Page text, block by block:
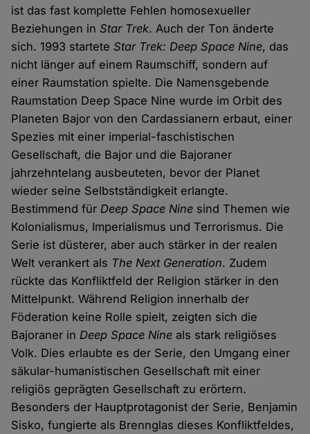
ist das fast komplette Fehlen homosexueller
Beziehungen inStar Trek. Auch der Ton änderte
sich. 1993 starteteStar Trek: Deep Space Nine, das
nicht länger auf einem Raumschiff, sondern auf
einer Raumstation spielte. Die Namensgebende
Raumstation Deep Space Nine wurde im Orbit des
Planeten Bajor von den Cardassianern erbaut, einer
Spezies mit einer imperial-faschistischen
Gesellschaft, die Bajor und die Bajoraner
jahrzehntelang ausbeuteten, bevor der Planet
wieder seine Selbstständigkeit erlangte.
Bestimmend für Deep Space Nine sind Themen wie
Kolonialismus, Imperialismus und Terrorismus. Die
Serie ist düsterer, aber auch stärker in der realen
Welt verankert als The Next Generation. Zudem
rückte das Konfliktfeld der Religion stärker in den
Mittelpunkt. Während Religion innerhalb der
Föderation keine Rolle spielt, zeigten sich die
Bajoraner in Deep Space Nine als stark religiöses
Volk. Dies erlaubte es der Serie, den Umgang einer
säkular-humanistischen Gesellschaft mit einer
religiös geprägten Gesellschaft zu erörtern.
Besonders der Hauptprotagonist der Serie, Benjamin
Sisko, fungierte als Brennglas dieses Konfliktfeldes,